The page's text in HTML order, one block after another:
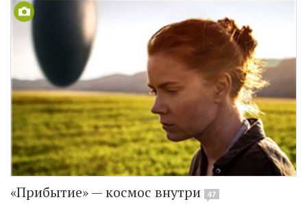
«Прибытие» — космос внутри 47